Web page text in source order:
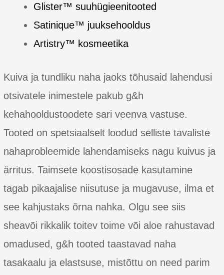
Glister™ suuhügieenitooted
Satinique™ juuksehooldus
Artistry™ kosmeetika
Kuiva ja tundliku naha jaoks tõhusaid lahendusi
otsivatele inimestele pakub g&h
kehahooldustoodete sari veenva vastuse.
Tooted on spetsiaalselt loodud selliste tavaliste
nahaprobleemide lahendamiseks nagu kuivus ja
ärritus. Taimsete koostisosade kasutamine
tagab pikaajalise niisutuse ja mugavuse, ilma et
see kahjustaks õrna nahka. Olgu see siis
sheavõi rikkalik toitev toime või aloe rahustavad
omadused, g&h tooted taastavad naha
tasakaalu ja elastsuse, mistõttu on need parim